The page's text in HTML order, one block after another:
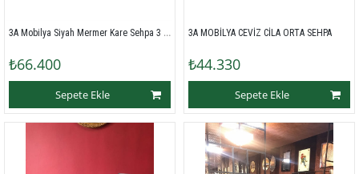
3A Mobilya Siyah Mermer Kare Sehpa 3 lü - Siyah Beyaz
₺66.400
Sepete Ekle
3A MOBİLYA CEVİZ CİLA ORTA SEHPA
₺44.330
Sepete Ekle